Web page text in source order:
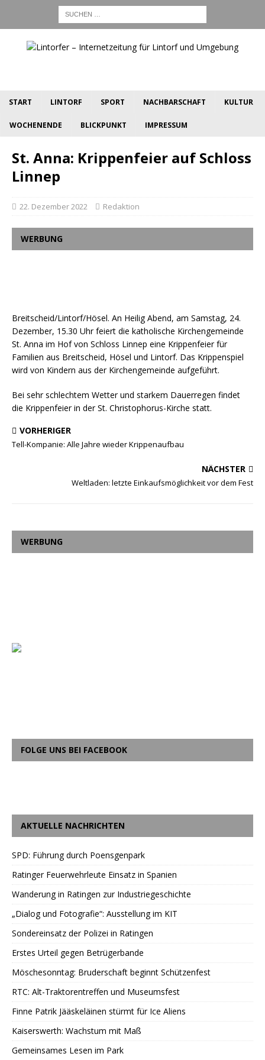
START LINTORF SPORT NACHBARSCHAFT KULTUR
WOCHENENDE BLICKPUNKT IMPRESSUM
St. Anna: Krippenfeier auf Schloss
Linnep
22. Dezember 2022 Redaktion
WERBUNG
Breitscheid/Lintorf/Hösel. An Heilig Abend, am Samstag, 24.
Dezember, 15.30 Uhr feiert die katholische Kirchengemeinde
St. Anna im Hof von Schloss Linnep eine Krippenfeier für
Familien aus Breitscheid, Hösel und Lintorf. Das Krippenspiel
wird von Kindern aus der Kirchengemeinde aufgeführt.
Bei sehr schlechtem Wetter und starkem Dauerregen findet
die Krippenfeier in der St. Christophorus-Kirche statt.
VORHERIGER
Tell-Kompanie: Alle Jahre wieder Krippenaufbau
NÄCHSTER
Weltladen: letzte Einkaufsmöglichkeit vor dem Fest
WERBUNG
FOLGE UNS BEI FACEBOOK
AKTUELLE NACHRICHTEN
SPD: Führung durch Poensgenpark
Ratinger Feuerwehrleute Einsatz in Spanien
Wanderung in Ratingen zur Industriegeschichte
„Dialog und Fotografie“: Ausstellung im KIT
Sondereinsatz der Polizei in Ratingen
Erstes Urteil gegen Betrügerbande
Möschesonntag: Bruderschaft beginnt Schützenfest
RTC: Alt-Traktorentreffen und Museumsfest
Finne Patrik Jääskeläinen stürmt für Ice Aliens
Kaiserswerth: Wachstum mit Maß
Gemeinsames Lesen im Park